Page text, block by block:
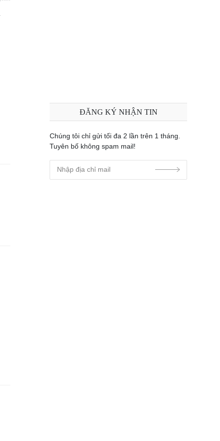
ĐĂNG KÝ NHẬN TIN
Chúng tôi chỉ gửi tối đa 2 lần trên 1 tháng.
Tuyên bố không spam mail!